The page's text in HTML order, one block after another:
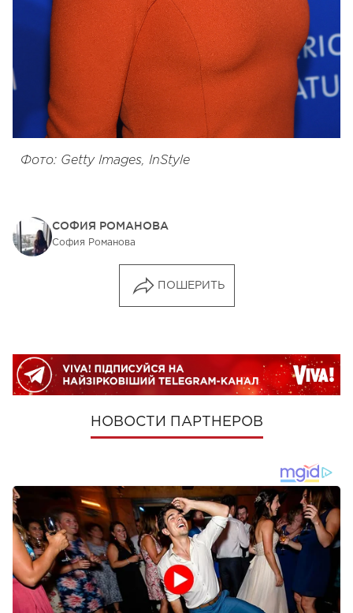
Фото: Getty Images, InStyle
СОФИЯ РОМАНОВА
София Романова
ПОШЕРИТЬ
НОВОСТИ ПАРТНЕРОВ